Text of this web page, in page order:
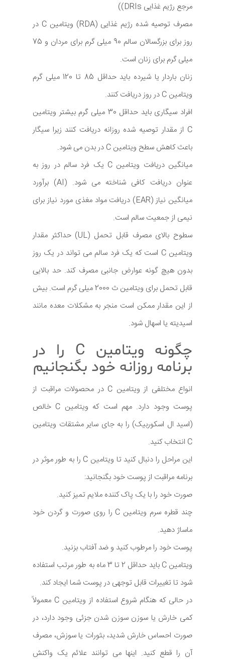
مرجع رژیم غذایی DRIs))
مصرف توصیه شده رژیم غذایی (RDA) ویتامین C در
روز برای بزرگسالان سالم 90 میلی گرم برای مردان و 75
میلی گرم برای زنان است.
زنان باردار یا شیرده باید حداقل 85 تا 120 میلی گرم
ویتامین C در روز دریافت کنند.
افراد سیگاری باید حداقل 30 میلی گرم بیشتر ویتامین
C از مقدار توصیه شده روزانه دریافت کنند زیرا سیگار
باعث کاهش سطح ویتامین C در بدن می شود.
میانگین دریافت ویتامین C یک فرد سالم در روز به
عنوان دریافت کافی شناخته می شود. (AI) برآورد
میانگین نیاز (EAR) دریافت مواد مغذی مورد نیاز برای
نیمی از جمعیت سالم است.
سطوح بالای مصرف قابل تحمل (UL) حداکثر مقدار
ویتامین C است که یک فرد سالم می تواند در یک روز
بدون هیچ گونه عوارض جانبی مصرف کند. حد بالایی
قابل تحمل برای ویتامین ث 2000 میلی گرم است. بیش
از این مقدار ممکن است منجر به مشکلات معده مانند
اسیدیته یا اسهال شود.
چگونه ویتامین C را در
برنامه روزانه خود بگنجانیم
انواع مختلفی از ویتامین C در محصولات مراقبت از
پوست وجود دارد. مهم است که ویتامین C خالص
(اسید ال اسکوربیک) را به جای سایر مشتقات ویتامین
C انتخاب کنید.
این مراحل را دنبال کنید تا ویتامین C را به طور موثر در
برنامه مراقبت از پوست خود بگنجانید:
صورت خود را با یک پاک کننده ملایم تمیز کنید.
چند قطره سرم ویتامین C را روی صورت و گردن خود
ماساژ دهید.
پوست خود را مرطوب کنید و ضد آفتاب بزنید.
ویتامین C باید حداقل 2 تا 3 ماه به طور مرتب استفاده
شود تا تغییرات قابل توجهی در پوست شما ایجاد کند.
در حالی که هنگام شروع استفاده از ویتامین C معمولاً
کمی خارش یا سوزن سوزن شدن جزئی وجود دارد، در
صورت احساس خارش شدید، بثورات یا سوزش، مصرف
آن را قطع کنید. اینها می توانند علائم یک واکنش